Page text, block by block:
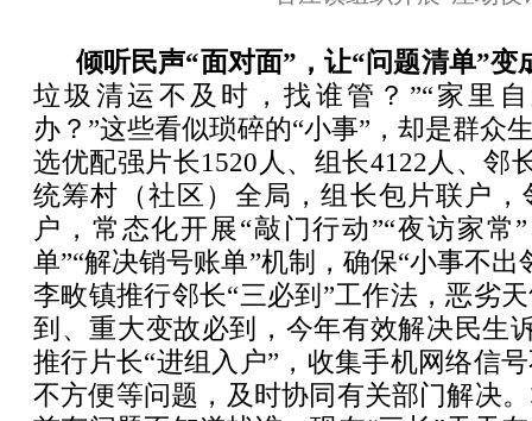
倾听民声“面对面”，让“问题清单”变
垃圾清运不及时，找谁管？”“家里
办？”这些看似琐碎的“小事”，却是群众
选优配强片长1520人、组长4122人、邻
统筹村（社区）全局，组长包片联户，
户，常态化开展“敲门行动”“夜访家常
单”“解决销号账单”机制，确保“小事不
李畋镇推行邻长“三必到”工作法，恶劣
到、重大变故必到，今年有效解决民生
推行片长“进组入户”，收集手机网络信
不方便等问题，及时协同有关部门解决